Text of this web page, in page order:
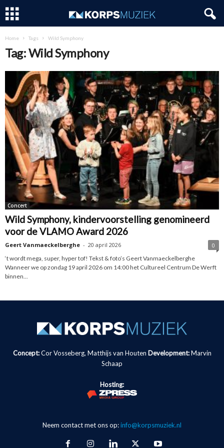
Home Tags Wild Symphony
Tag: Wild Symphony
Concert
Wild Symphony, kindervoorstelling genomineerd
voor de VLAMO Award 2026
Geert Vanmaeckelberghe - 20 april 2026
0
‘t wordt mega, super, hyper tof! Tekst & foto’s Geert Vanmaeckelberghe
Wanneer we op zondag 19 april 2026 om 14:00 het Cultureel Centrum De Werft
binnen...
Concept:Cor Vosseberg, Matthijs van Houten Development: Marvin
Schaap
Hosting:
Neem contact met ons op:info@korpsmuziek.nl